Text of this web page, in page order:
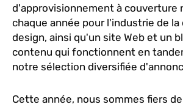
d'approvisionnement à couverture
chaque année pour l'industrie de
design, ainsi qu'un site Web et un
contenu qui fonctionnent en
notre sélection diversifiée
Cette année, nous sommes fiers